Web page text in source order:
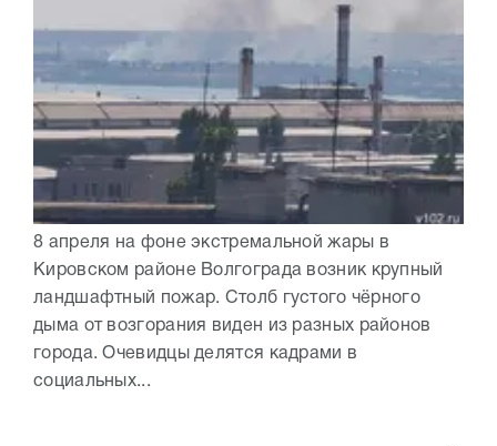
8 апреля на фоне экстремальной жары в
Кировском районе Волгограда возник крупный
ландшафтный пожар. Столб густого чёрного
дыма от возгорания виден из разных районов
города. Очевидцы делятся кадрами в
социальных...